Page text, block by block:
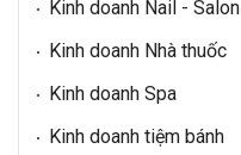
Kinh doanh Nail - Salon
Kinh doanh Nhà thuốc
Kinh doanh Spa
Kinh doanh tiệm bánh